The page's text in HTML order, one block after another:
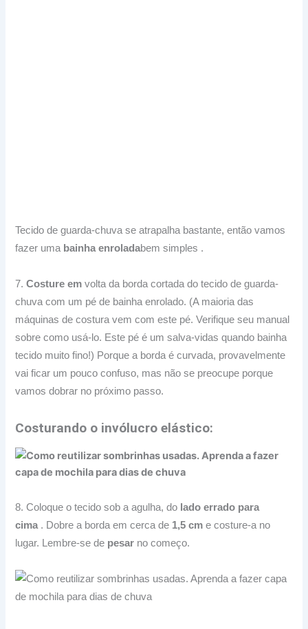
Tecido de guarda-chuva se atrapalha bastante, então vamos
fazer uma bainha enroladabem simples .
7.Costure em volta da borda cortada do tecido de guarda-
chuva com um pé de bainha enrolado. (A maioria das
máquinas de costura vem com este pé. Verifique seu manual
sobre como usá-lo. Este pé é um salva-vidas quando bainha
tecido muito fino!) Porque a borda é curvada, provavelmente
vai ficar um pouco confuso, mas não se preocupe porque
vamos dobrar no próximo passo.
Costurando o invólucro elástico:
8. Coloque o tecido sob a agulha, do lado errado para
cima . Dobre a borda em cerca de 1,5 cm e costure-a no
lugar. Lembre-se de pesar no começo.